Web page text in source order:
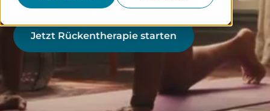
Jetzt Rückentherapie starten